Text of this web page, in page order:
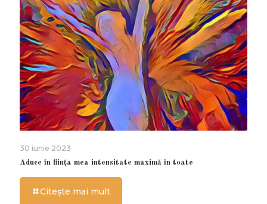
30 iunie 2023
Aduce în ființa mea intensitate maximă în toate
Citește mai mult